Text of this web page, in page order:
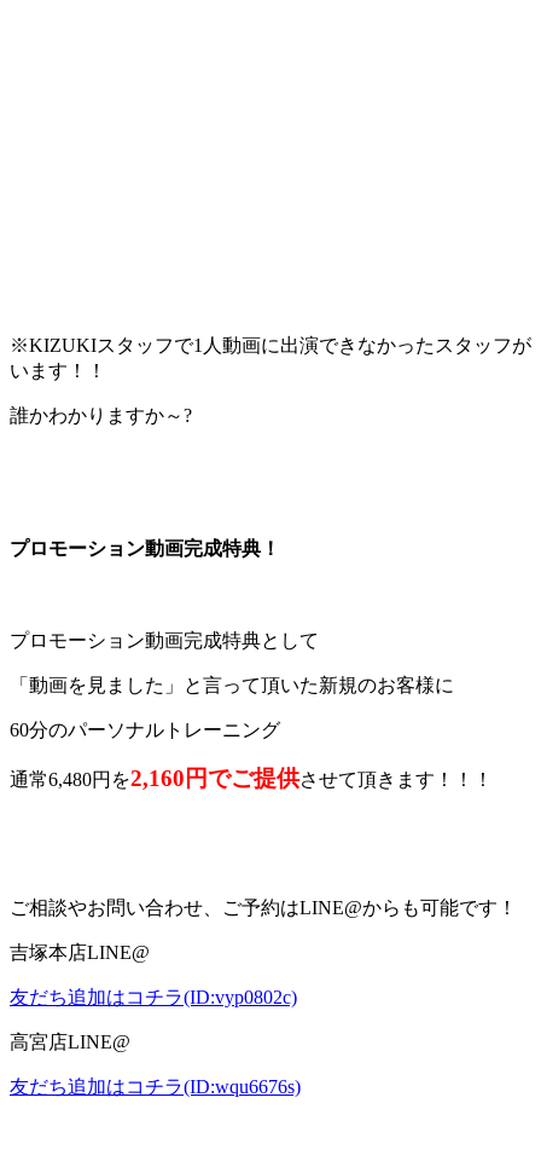
※KIZUKIスタッフで1人動画に出演できなかったスタッフが
います！！
誰かわかりますか～?
プロモーション動画完成特典！
プロモーション動画完成特典として
「動画を見ました」と言って頂いた新規のお客様に
60分のパーソナルトレーニング
通常6,480円を2,160円でご提供させて頂きます！！！
ご相談やお問い合わせ、ご予約はLINE@からも可能です！
吉塚本店LINE@
友だち追加はコチラ(ID:vyp0802c)
高宮店LINE@
友だち追加はコチラ(ID:wqu6676s)